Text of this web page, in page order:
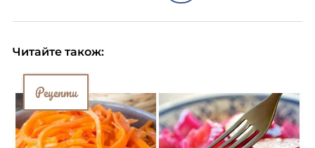
Читайте також:
Рецепти